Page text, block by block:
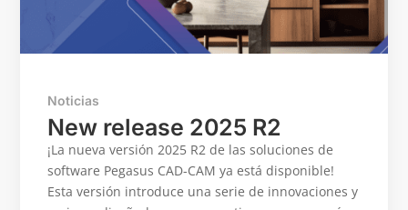
New release 2025 R2
Noticias
¡La nueva versión 2025 R2 de las soluciones de
software Pegasus CAD-CAM ya está disponible!
Esta versión introduce una serie de innovaciones y